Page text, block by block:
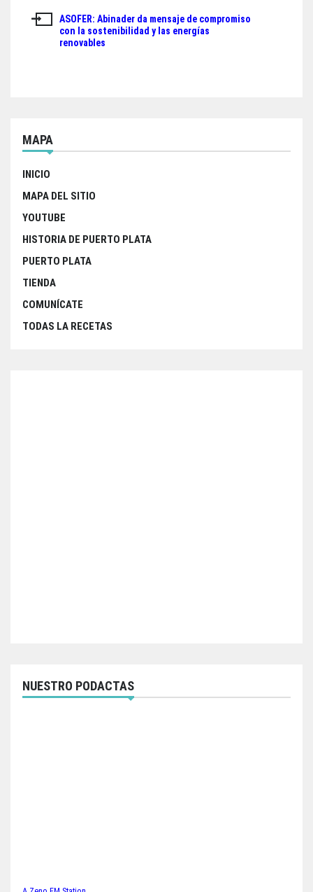
entradas
ASOFER: Abinader da mensaje de compromiso
con la sostenibilidad y las energías
renovables
MAPA
INICIO
MAPA DEL SITIO
YOUTUBE
HISTORIA DE PUERTO PLATA
PUERTO PLATA
TIENDA
COMUNÍCATE
TODAS LA RECETAS
NUESTRO PODACTAS